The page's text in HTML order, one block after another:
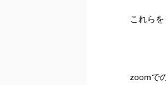
これらを
zoomで